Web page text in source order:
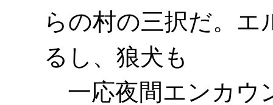
らの村の三択だ。
るし、狼犬も
一応夜間エンカウ